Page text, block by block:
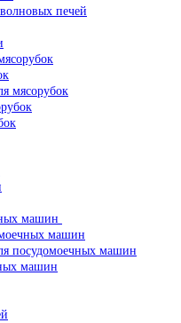
печей
мясорубок
машин
машин
посудомоечных машин
машин